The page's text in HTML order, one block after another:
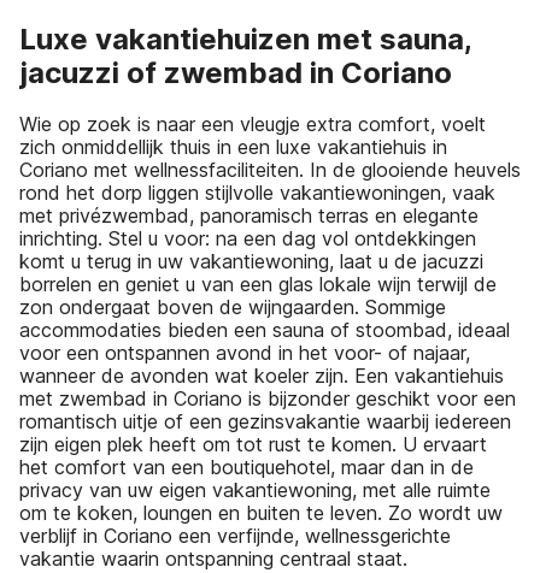
Luxe vakantiehuizen met sauna,
jacuzzi of zwembad in Coriano
Wie op zoek is naar een vleugje extra comfort, voelt
zich onmiddellijk thuis in een luxe vakantiehuis in
Coriano met wellnessfaciliteiten. In de glooiende heuvels
rond het dorp liggen stijlvolle vakantiewoningen, vaak
met privézwembad, panoramisch terras en elegante
inrichting. Stel u voor: na een dag vol ontdekkingen
komt u terug in uw vakantiewoning, laat u de jacuzzi
borrelen en geniet u van een glas lokale wijn terwijl de
zon ondergaat boven de wijngaarden. Sommige
accommodaties bieden een sauna of stoombad, ideaal
voor een ontspannen avond in het voor- of najaar,
wanneer de avonden wat koeler zijn. Een vakantiehuis
met zwembad in Coriano is bijzonder geschikt voor een
romantisch uitje of een gezinsvakantie waarbij iedereen
zijn eigen plek heeft om tot rust te komen. U ervaart
het comfort van een boutiquehotel, maar dan in de
privacy van uw eigen vakantiewoning, met alle ruimte
om te koken, loungen en buiten te leven. Zo wordt uw
verblijf in Coriano een verfijnde, wellnessgerichte
vakantie waarin ontspanning centraal staat.